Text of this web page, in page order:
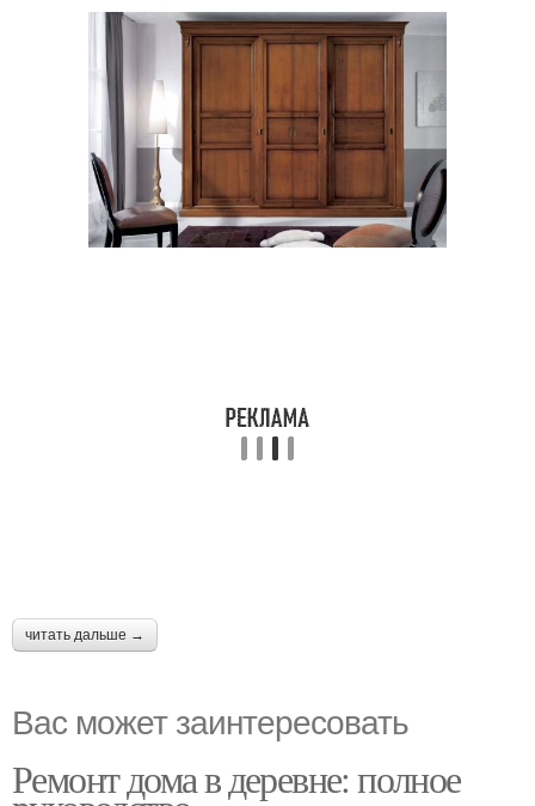
читать дальше →
Вас может заинтересовать
Ремонт дома в деревне: полное